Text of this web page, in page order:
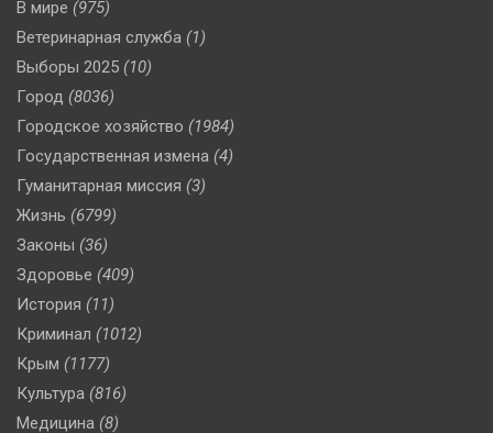
В мире (975)
Ветеринарная служба (1)
Выборы 2025 (10)
Город (8036)
Городское хозяйство (1984)
Государственная измена (4)
Гуманитарная миссия (3)
Жизнь (6799)
Законы (36)
Здоровье (409)
История (11)
Криминал (1012)
Крым (1177)
Культура (816)
Медицина (8)